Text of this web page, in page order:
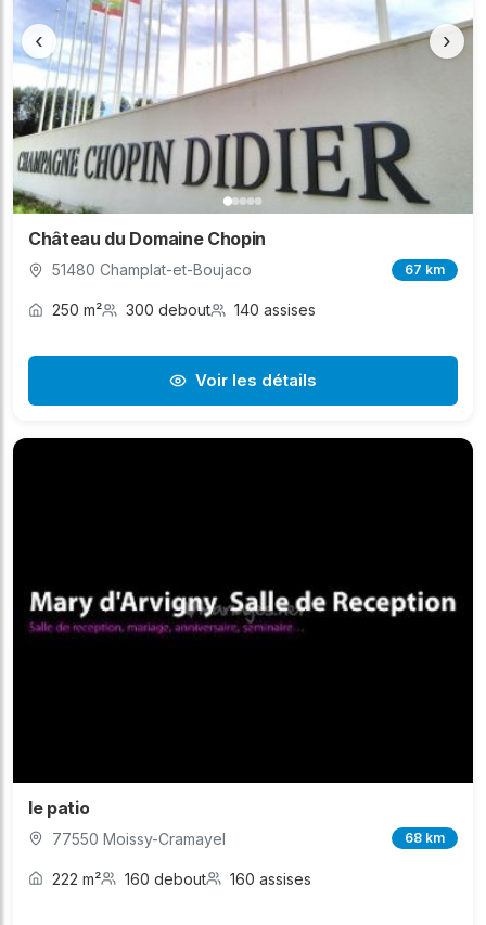
‹ ›
Château du Domaine Chopin
51480 Champlat-et-Boujaco 67 km
250 m² 300 debout 140 assises
Voir les détails
le patio
77550 Moissy-Cramayel 68 km
222 m² 160 debout 160 assises